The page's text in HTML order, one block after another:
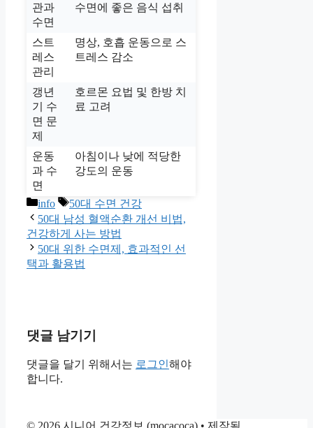
관과
수면
수면에 좋은 음식 섭취
스트
레스
관리
명상, 호흡 운동으로 스
트레스 감소
갱년
기 수
면 문
제
호르몬 요법 및 한방 치
료 고려
운동
과 수
면
아침이나 낮에 적당한
강도의 운동
카
테
고
리
info
태
그
50대 수면 건강
50대 남성 혈액순환 개선 비법,
건강하게 사는 방법
50대 위한 수면제, 효과적인 선
택과 활용법
댓글 남기기
댓글을 달기 위해서는 로그인해야
합니다.